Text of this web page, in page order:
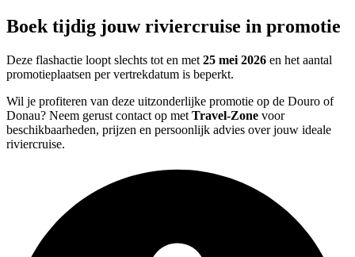
Boek tijdig jouw riviercruise in promotie
Deze flashactie loopt slechts tot en met 25 mei 2026 en het aantal
promotieplaatsen per vertrekdatum is beperkt.
Wil je profiteren van deze uitzonderlijke promotie op de Douro of
Donau? Neem gerust contact op met Travel-Zone voor
beschikbaarheden, prijzen en persoonlijk advies over jouw ideale
riviercruise.